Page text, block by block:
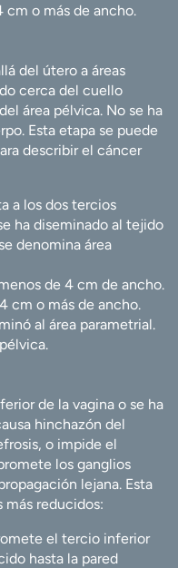
cm o más de ancho.
del útero a áreas
cerca del cuello
área pélvica. No se ha
Esta etapa se puede
describir el cáncer
a los dos tercios
ha diseminado al tejido
denomina área
de 4 cm de ancho.
cm o más de ancho.
al área parametrial.
de la vagina o se ha
hinchazón del
o impide el
los ganglios
lejana. Esta
reducidos:
el tercio inferior
hasta la pared